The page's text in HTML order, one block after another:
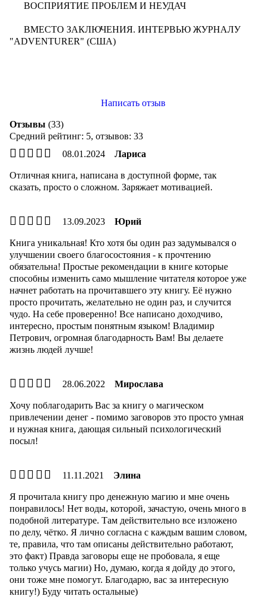
ВОСПРИЯТИЕ ПРОБЛЕМ И НЕУДАЧ
ВМЕСТО ЗАКЛЮЧЕНИЯ. ИНТЕРВЬЮ ЖУРНАЛУ
"ADVENTURER" (США)
Написать отзыв
Отзывы (33)
Средний рейтинг: 5, отзывов: 33
08.01.2024
Лариса
Отличная книга, написана в доступной форме, так
сказать, просто о сложном. Заряжает мотивацией.
13.09.2023 Юрий
Книга уникальная! Кто хотя бы один раз задумывался о
улучшении своего благосостояния - к прочтению
обязательна! Простые рекомендации в книге которые
способны изменить само мышление читателя которое уже
начнет работать на прочитавшего эту книгу. Её нужно
просто прочитать, желательно не один раз, и случится
чудо. На себе проверенно! Все написано доходчиво,
интересно, простым понятным языком! Владимир
Петрович, огромная благодарность Вам! Вы делаете
жизнь людей лучше!
28.06.2022 Мирослава
Хочу поблагодарить Вас за книгу о магическом
привлечении денег - помимо заговоров это просто умная
и нужная книга, дающая сильный психологический
посыл!
11.11.2021 Элина
Я прочитала книгу про денежную магию и мне очень
понравилось! Нет воды, которой, зачастую, очень много в
подобной литературе. Там действительно все изложено
по делу, чётко. Я лично согласна с каждым вашим словом,
те, правила, что там описаны действительно работают,
это факт) Правда заговоры еще не пробовала, я еще
только учусь магии) Но, думаю, когда я дойду до этого,
они тоже мне помогут. Благодарю, вас за интересную
книгу!) Буду читать остальные)